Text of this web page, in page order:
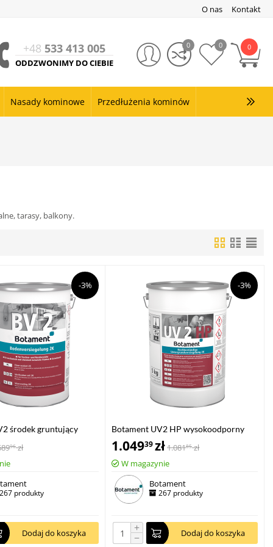
O nas Kontakt
+48 533 413 005
ODDZWONIMY DO CIEBIE
0
0 0
Nasady kominowe Przedłużenia kominów
tarasy, balkony.
-3%
środek gruntujący
96 zł
267 produkty
Dodaj do koszyka
-3%
Botament UV2 HP wysokoodporny
impregnat do podłoży 2K
kamiennoszary 5kg
1.04939zł1.08185 zł
W magazynie
Botament
267 produkty
+
− Dodaj do koszyka